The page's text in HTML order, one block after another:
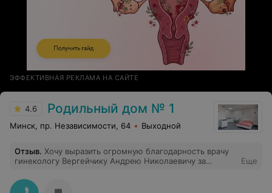
ЭФФЕКТИВНАЯ РЕКЛАМА НА САЙТЕ
4.6 Родильный дом № 1
Минск, пр. Независимости, 64 Выходной
Отзыв. Хочу выразить огромную благодарность врачу
гинекологу Вергейчику Андрею Николаевичу за
профессиональном уровне и заботливое и
внимательное отношение на послеоперационном
Еще